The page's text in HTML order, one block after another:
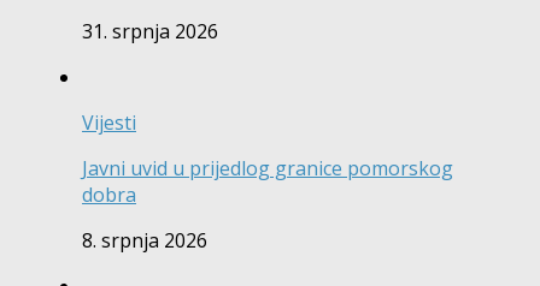
31. srpnja 2026
Vijesti
Javni uvid u prijedlog granice pomorskog
dobra
8. srpnja 2026